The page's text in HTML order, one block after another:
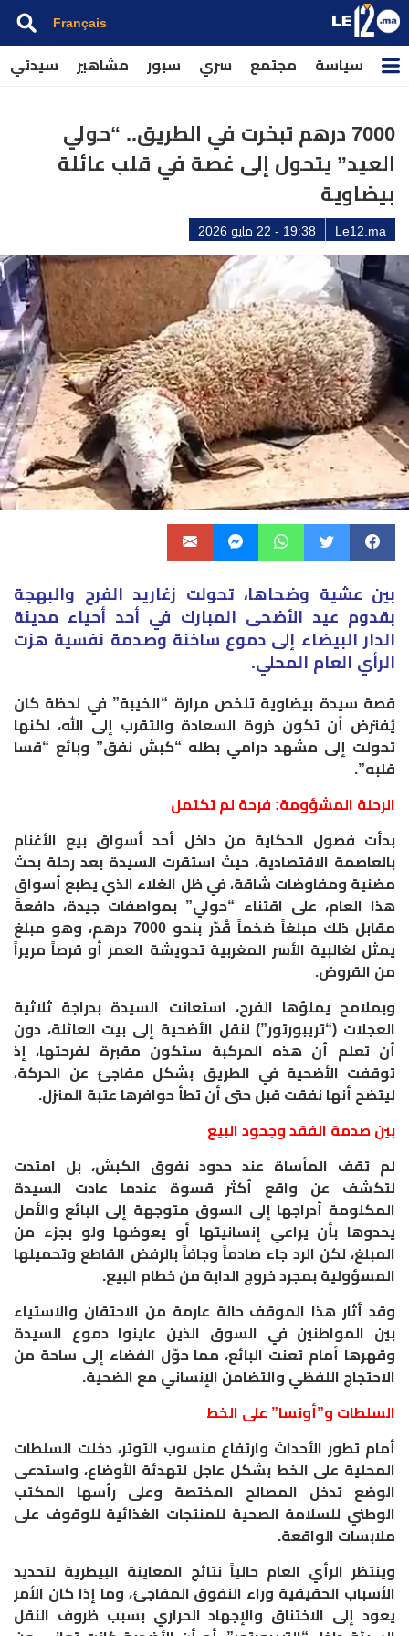
Français
سياسة مجتمع سري سبور مشاهير سيدتي
7000 درهم تبخرت في الطريق.. “حولي
العيد” يتحول إلى غصة في قلب عائلة
بيضاوية
Le12.ma 19:38 - 22 مايو 2026
​بين عشية وضحاها، تحولت زغاريد الفرح والبهجة
بقدوم عيد الأضحى المبارك في أحد أحياء مدينة
الدار البيضاء إلى دموع ساخنة وصدمة نفسية هزت
الرأي العام المحلي.
قصة سيدة بيضاوية تلخص مرارة “الخيبة” في لحظة كان
يُفترض أن تكون ذروة السعادة والتقرب إلى الله، لكنها
تحولت إلى مشهد درامي بطله “كبش نفق” وبائع “قسا
قلبه”.
​الرحلة المشؤومة: فرحة لم تكتمل
​بدأت فصول الحكاية من داخل أحد أسواق بيع الأغنام
بالعاصمة الاقتصادية، حيث استقرت السيدة بعد رحلة بحث
مضنية ومفاوضات شاقة، في ظل الغلاء الذي يطبع أسواق
هذا العام، على اقتناء “حولي” بمواصفات جيدة، دافعةً
مقابل ذلك مبلغاً ضخماً قُدّر بنحو 7000 درهم، وهو مبلغ
يمثل لغالبية الأسر المغربية تحويشة العمر أو قرصاً مريراً
من القروض.
​وبملامح يملؤها الفرح، استعانت السيدة بدراجة ثلاثية
العجلات (“تريبورتور”) لنقل الأضحية إلى بيت العائلة، دون
أن تعلم أن هذه المركبة ستكون مقبرة لفرحتها، إذ
توقفت الأضحية في الطريق بشكل مفاجئ عن الحركة،
ليتضح أنها نفقت قبل حتى أن تطأ حوافرها عتبة المنزل.
​بين صدمة الفقد وجحود البيع
​لم تقف المأساة عند حدود نفوق الكبش، بل امتدت
لتكشف عن واقع أكثر قسوة عندما عادت السيدة
المكلومة أدراجها إلى السوق متوجهة إلى البائع والأمل
يحدوها بأن يراعي إنسانيتها أو يعوضها ولو بجزء من
المبلغ، لكن الرد جاء صادماً وجافاً بالرفض القاطع وتحميلها
المسؤولية بمجرد خروج الدابة من خطام البيع.
​وقد أثار هذا الموقف حالة عارمة من الاحتقان والاستياء
بين المواطنين في السوق الذين عاينوا دموع السيدة
وقهرها أمام تعنت البائع، مما حوّل الفضاء إلى ساحة من
الاحتجاج اللفظي والتضامن الإنساني مع الضحية.
​السلطات و”أونسا” على الخط
​أمام تطور الأحداث وارتفاع منسوب التوتر، دخلت السلطات
المحلية على الخط بشكل عاجل لتهدئة الأوضاع، واستدعى
الوضع تدخل المصالح المختصة وعلى رأسها المكتب
الوطني للسلامة الصحية للمنتجات الغذائية للوقوف على
ملابسات الواقعة.
​وينتظر الرأي العام حالياً نتائج المعاينة البيطرية لتحديد
الأسباب الحقيقية وراء النفوق المفاجئ، وما إذا كان الأمر
يعود إلى الاختناق والإجهاد الحراري بسبب ظروف النقل